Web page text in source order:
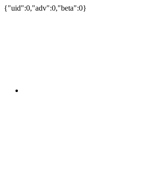
{"uid":0,"adv":0,"beta":0}